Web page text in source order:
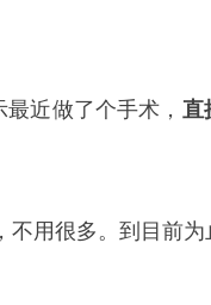
近做了个手术， 直
用很多。到目前